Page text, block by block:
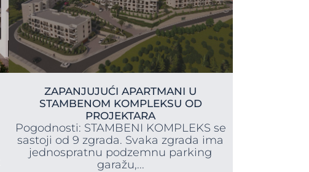
ZAPANJUJUĆI APARTMANI U
STAMBENOM KOMPLEKSU OD
PROJEKTARA
Pogodnosti: STAMBENI KOMPLEKS se
sastoji od 9 zgrada. Svaka zgrada ima
jednospratnu podzemnu parking
garažu,...